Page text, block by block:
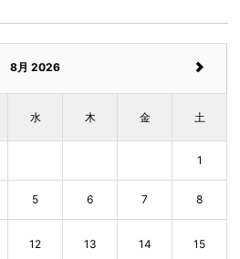
8月 2026
水 木 金 土
1
5 6 7 8
12 13 14 15